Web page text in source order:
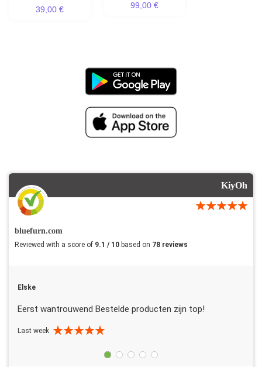
39,00 €
99,00 €
KiyOh
bluefurn.com
Reviewed with a score of 9.1 / 10 based on 78 reviews
Elske
Eerst wantrouwend Bestelde producten zijn top!
Last week